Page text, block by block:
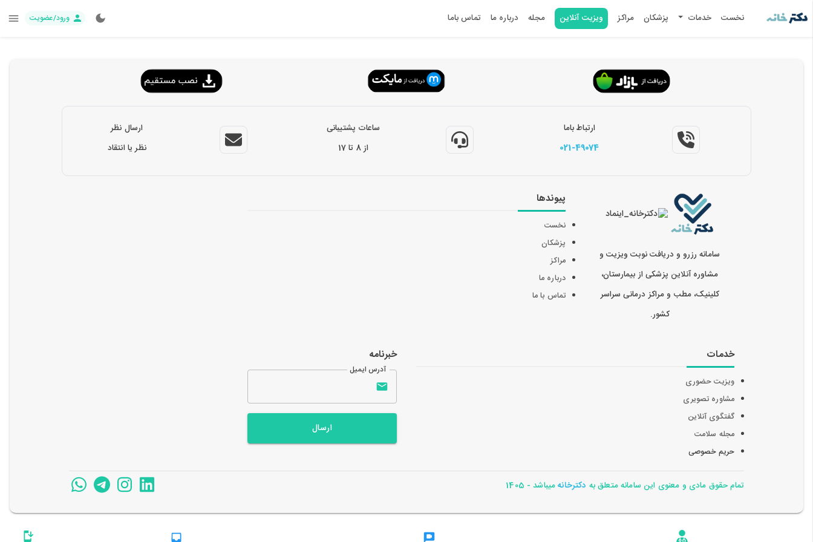
نخست خدمات پزشکان مراکز ویزیت آنلاین مجله درباره ما تماس باما ورود/عضویت
ارتباط باما
021-49074
ساعات پشتیبانی
از 8 تا 17
ارسال نظر
نظر یا انتقاد
سامانه رزرو و دریافت نوبت ویزیت و
مشاوره آنلاین پزشکی از بیمارستان،
کلینیک، مطب و مراکز درمانی سراسر
کشور.
پیوندها
نخست
پزشکان
مراکز
درباره ما
تماس با ما
خدمات
ویزیت حضوری
مشاوره تصویری
گفتگوی آنلاین
مجله سلامت
حریم خصوصی
خبرنامه
آدرس ایمیل
ارسال
تمام حقوق مادی و معنوی این سامانه متعلق به دکترخانهمیباشد - 1405